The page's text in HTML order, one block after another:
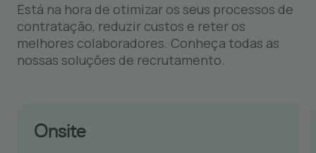
Está na hora de otimizar os seus processos de
contratação, reduzir custos e reter os
melhores colaboradores. Conheça todas as
nossas soluções de recrutamento.
Onsite